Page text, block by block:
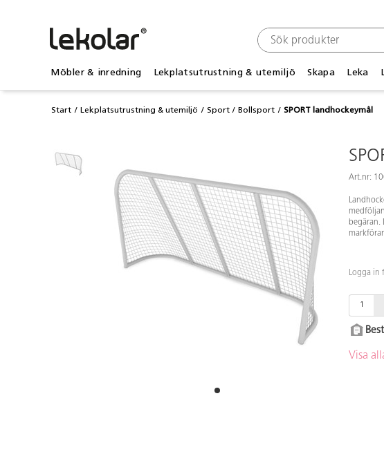
Möbler & inredning Lekplatsutrustning & utemiljö Skapa Leka
Start Lekplatsutrustning & utemiljö Sport Bollsport SPORT landhockeymål
Art.nr:
begäran.
Logga in
Visa